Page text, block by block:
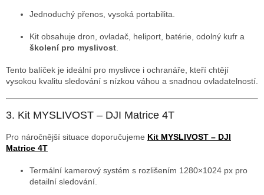
Jednoduchý přenos, vysoká portabilita.
Kit obsahuje dron, ovladač, heliport, batérie, odolný kufr a
školení pro myslivost.
Tento balíček je ideální pro myslivce i ochranáře, kteří chtějí
vysokou kvalitu sledování s nízkou váhou a snadnou ovladatelností.
3. Kit MYSLIVOST – DJI Matrice 4T
Pro náročnější situace doporučujeme Kit MYSLIVOST – DJI
Matrice 4T
Termální kamerový systém s rozlišením 1280×1024 px pro
detailní sledování.